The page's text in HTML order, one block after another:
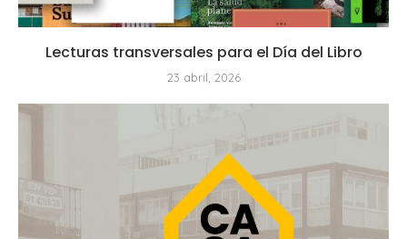
Lecturas transversales para el Día del Libro
23 abril, 2026